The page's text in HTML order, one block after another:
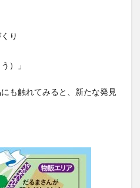
り
）」
も触れてみると、新たな発見